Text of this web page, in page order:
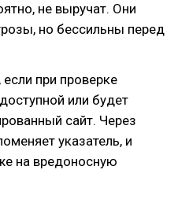
не выручат. Они
но бессильны перед
при проверке
или будет
сайт. Через
указатель, и
на вредоносную